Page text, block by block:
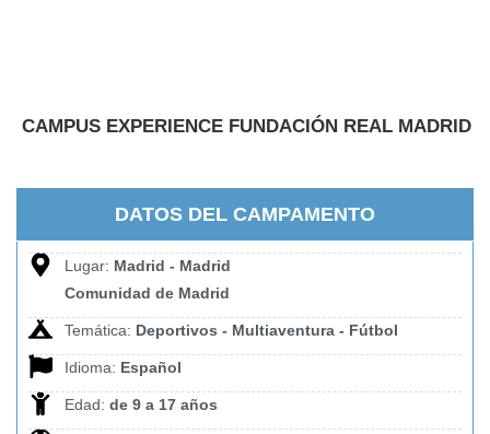
DATOS DEL CAMPAMENTO
Comunidad de Madrid
Temática:Deportivos - Multiaventura - Fútbol
Edad:de 9 a 17 años
Deporte:Fútbol
Ratio:20 alumnos por monitor